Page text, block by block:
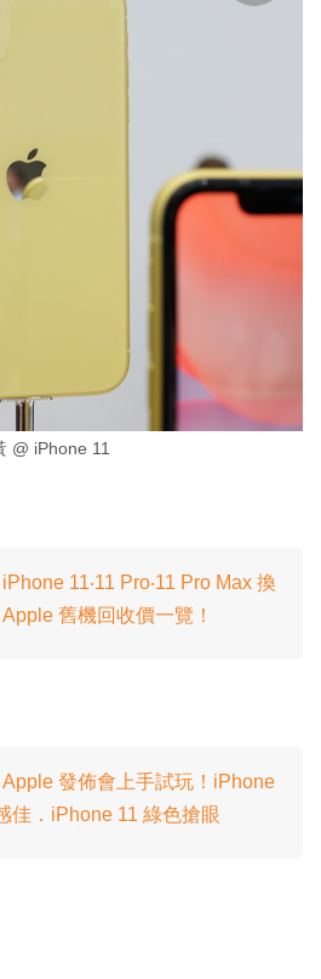
@ iPhone 11
11‧11 Pro‧11 Pro Max 換
舊機回收價一覽！
Apple 發佈會上手試玩！iPhone
佳．iPhone 11 綠色搶眼